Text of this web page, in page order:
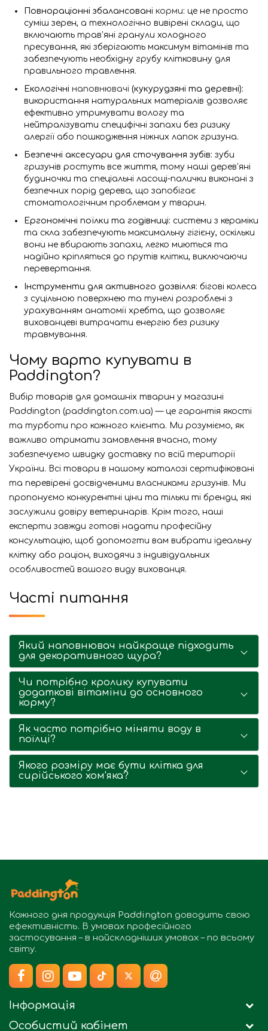
Повнораціонні збалансовані корми: це не просто
суміш зерен, а технологічно вивірені склади, що
включають трав'яні гранули холодного
пресування, які зберігають максимум вітамінів та
забезпечують необхідну грубу клітковину для
правильного травлення.
Екологічні наповнювачі (кукурудзяні та деревні):
використання натуральних матеріалів дозволяє
ефективно утримувати вологу та
нейтралізувати специфічні запахи без ризику
алергії або пошкодження ніжних лапок гризуна.
Безпечні аксесуари для сточування зубів: зуби
гризунів ростуть все життя, тому наші дерев'яні
будиночки та спеціальні ласощі-палички виконані з
безпечних порід дерева, що запобігає
стоматологічним проблемам у тварин.
Ергономічні поїлки та годівниці: системи з кераміки
та скла забезпечують максимальну гігієну, оскільки
вони не вбирають запахи, легко миються та
надійно кріпляться до прутів клітки, виключаючи
перевертання.
Інструменти для активного дозвілля: бігові колеса
з суцільною поверхнею та тунелі розроблені з
урахуванням анатомії хребта, що дозволяє
вихованцеві витрачати енергію без ризику
травмування.
Чому варто купувати в
Paddington?
Вибір товарів для домашніх тварин у магазині
Paddington (paddington.com.ua) — це гарантія якості
та турботи про кожного клієнта. Ми розуміємо, як
важливо отримати замовлення вчасно, тому
забезпечуємо швидку доставку по всій території
України. Всі товари в нашому каталозі сертифіковані
та перевірені досвідченими власниками гризунів. Ми
пропонуємо конкурентні ціни та тільки ті бренди, які
заслужили довіру ветеринарів. Крім того, наші
експерти завжди готові надати професійну
консультацію, щоб допомогти вам вибрати ідеальну
клітку або раціон, виходячи з індивідуальних
особливостей вашого виду вихованця.
Часті питання
Який наповнювач найкраще підходить
для декоративного щура?
Чи потрібно кролику купувати
додаткові вітаміни до основного
корму?
Як часто потрібно міняти воду в
поїлці?
Якого розміру має бути клітка для
сирійського хом'яка?
Кожного дня продукція Paddington доводить свою
ефективність. В умовах професійного
застосування – в найскладніших умовах – по всьому
світу.
Інформація
Особистий кабінет